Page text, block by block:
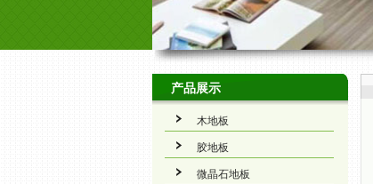
产品展示
木地板
胶地板
微晶石地板